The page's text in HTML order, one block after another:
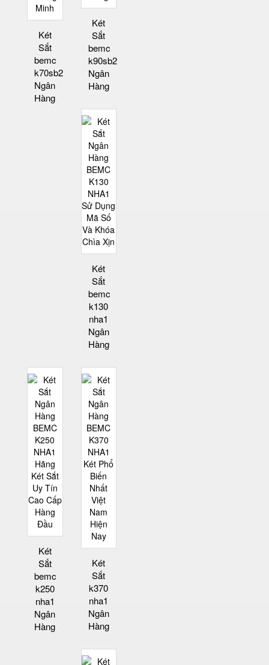
Két
Sắt
bemc
k70sb2
Ngân
Hàng
Két
Sắt
bemc
k90sb2
Ngân
Hàng
Két
Sắt
bemc
k130
nha1
Ngân
Hàng
Két
Sắt
bemc
k250
nha1
Ngân
Hàng
Két
Sắt
k370
nha1
Ngân
Hàng